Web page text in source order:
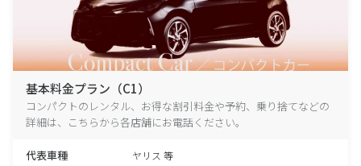
基本料金プラン（C1）
コンパクトのレンタル、お得な割引料金や予約、乗り捨てなどの
詳細は、こちらから各店舗にお電話ください。
代表車種 ヤリス 等